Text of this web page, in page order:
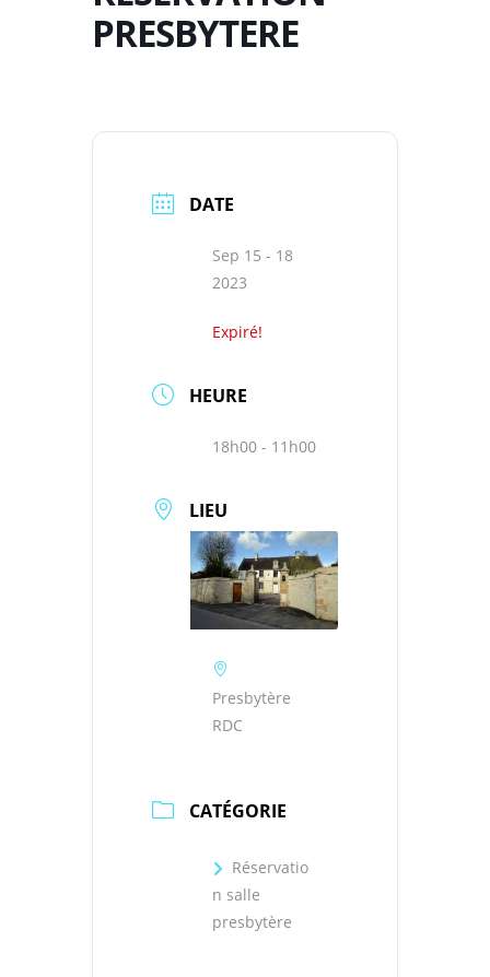
PRESBYTERE
DATE
Sep 15 - 18
2023
Expiré!
HEURE
18h00 - 11h00
LIEU
Presbytère
RDC
CATÉGORIE
Réservatio
n salle
presbytère